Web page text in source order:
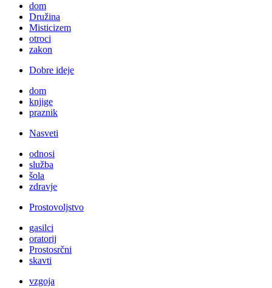
dom
Družina
Misticizem
otroci
zakon
Dobre ideje
dom
knjige
praznik
Nasveti
odnosi
služba
šola
zdravje
Prostovoljstvo
gasilci
oratorij
Prostosrčni
skavti
vzgoja